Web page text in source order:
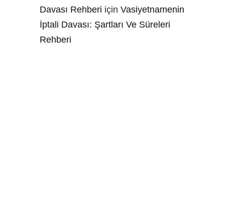
Davası Rehberi için Vasiyetnamenin
İptali Davası: Şartları Ve Süreleri
Rehberi